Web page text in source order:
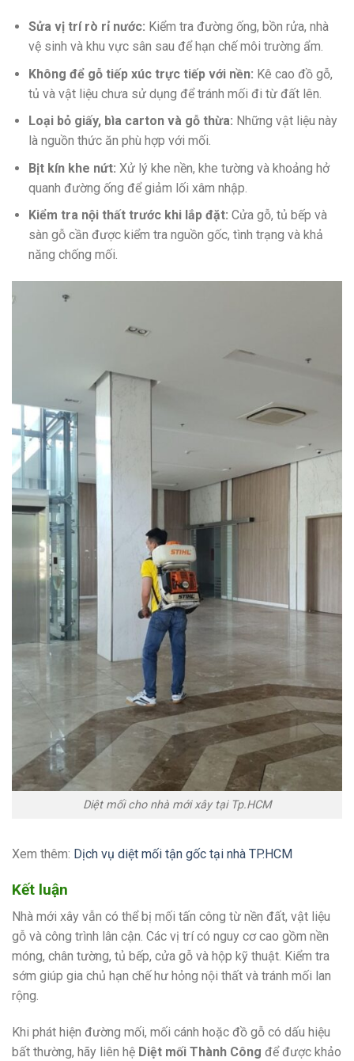
Sửa vị trí rò rỉ nước: Kiểm tra đường ống, bồn rửa, nhà
vệ sinh và khu vực sân sau để hạn chế môi trường ẩm.
Không để gỗ tiếp xúc trực tiếp với nền: Kê cao đồ gỗ,
tủ và vật liệu chưa sử dụng để tránh mối đi từ đất lên.
Loại bỏ giấy, bìa carton và gỗ thừa: Những vật liệu này
là nguồn thức ăn phù hợp với mối.
Bịt kín khe nứt: Xử lý khe nền, khe tường và khoảng hở
quanh đường ống để giảm lối xâm nhập.
Kiểm tra nội thất trước khi lắp đặt: Cửa gỗ, tủ bếp và
sàn gỗ cần được kiểm tra nguồn gốc, tình trạng và khả
năng chống mối.
Diệt mối cho nhà mới xây tại Tp.HCM
Xem thêm: Dịch vụ diệt mối tận gốc tại nhà TP.HCM
Kết luận
Nhà mới xây vẫn có thể bị mối tấn công từ nền đất, vật liệu
gỗ và công trình lân cận. Các vị trí có nguy cơ cao gồm nền
móng, chân tường, tủ bếp, cửa gỗ và hộp kỹ thuật. Kiểm tra
sớm giúp gia chủ hạn chế hư hỏng nội thất và tránh mối lan
rộng.
Khi phát hiện đường mối, mối cánh hoặc đồ gỗ có dấu hiệu
bất thường, hãy liên hệ Diệt mối Thành Công để được khảo